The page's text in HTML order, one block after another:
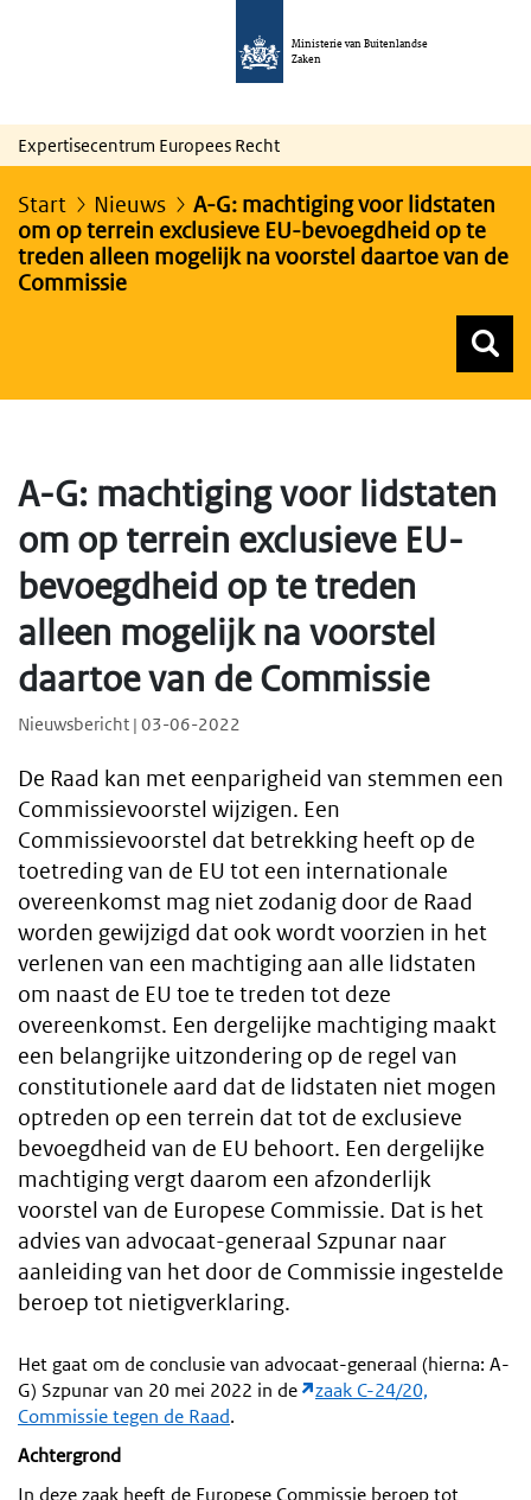
Ministerie van Buitenlandse
Zaken
Expertisecentrum Europees Recht
Start Nieuws
A-G: machtiging voor lidstaten
om op terrein exclusieve EU-bevoegdheid op te
treden alleen mogelijk na voorstel daartoe van de
Commissie
A-G: machtiging voor lidstaten
om op terrein exclusieve EU-
bevoegdheid op te treden
alleen mogelijk na voorstel
daartoe van de Commissie
Nieuwsbericht | 03-06-2022
De Raad kan met eenparigheid van stemmen een
Commissievoorstel wijzigen. Een
Commissievoorstel dat betrekking heeft op de
toetreding van de EU tot een internationale
overeenkomst mag niet zodanig door de Raad
worden gewijzigd dat ook wordt voorzien in het
verlenen van een machtiging aan alle lidstaten
om naast de EU toe te treden tot deze
overeenkomst. Een dergelijke machtiging maakt
een belangrijke uitzondering op de regel van
constitutionele aard dat de lidstaten niet mogen
optreden op een terrein dat tot de exclusieve
bevoegdheid van de EU behoort. Een dergelijke
machtiging vergt daarom een afzonderlijk
voorstel van de Europese Commissie. Dat is het
advies van advocaat-generaal Szpunar naar
aanleiding van het door de Commissie ingestelde
beroep tot nietigverklaring.
Het gaat om de conclusie van advocaat-generaal (hierna: A-
G) Szpunar van 20 mei 2022 in de
zaak C-24/20,
Commissie tegen de Raad.
Achtergrond
In deze zaak heeft de Europese Commissie beroep tot